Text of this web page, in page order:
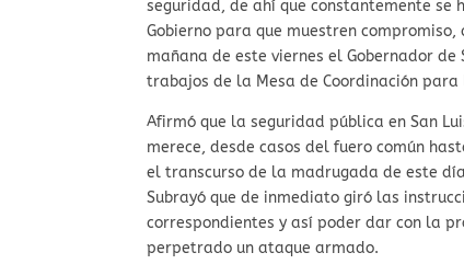
seguridad, de ahí que constantemente se
Gobierno para que muestren
mañana de este viernes el Gobernador
trabajos de la Mesa de Coordinación para
Afirmó que la seguridad pública en San
merece, desde casos del fuero común
el transcurso de la madrugada de este
Subrayó que de inmediato giró las
correspondientes y así poder dar con la
perpetrado un ataque armado.